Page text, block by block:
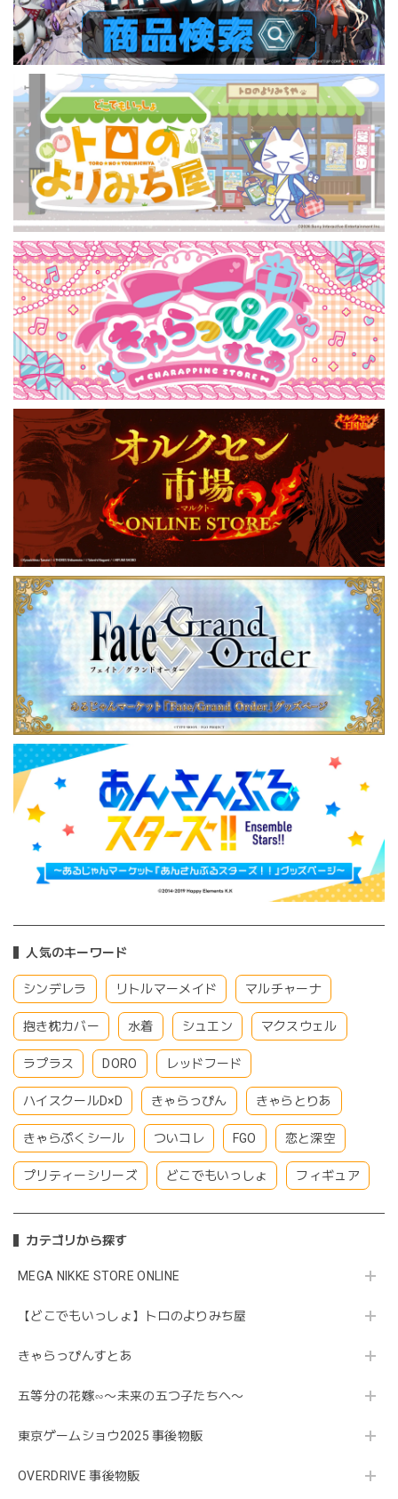
人気のキーワード
シンデレラ リトルマーメイド マルチャーナ
抱き枕カバー 水着 シュエン マクスウェル
ラプラス DORO レッドフード
ハイスクールD×D きゃらっぴん きゃらとりあ
きゃらぷくシール ついコレ FGO 恋と深空
プリティーシリーズ どこでもいっしょ フィギュア
カテゴリから探す
MEGA NIKKE STORE ONLINE
【どこでもいっしょ】トロのよりみち屋
きゃらっぴんすとあ
五等分の花嫁∽〜未来の五つ子たちへ〜
東京ゲームショウ2025 事後物販
OVERDRIVE 事後物販